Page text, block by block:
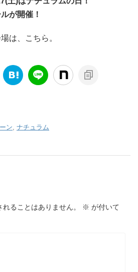
が開催！
は、こちら。
ン, ナチュラム
ることはありません。 ※ が付いて